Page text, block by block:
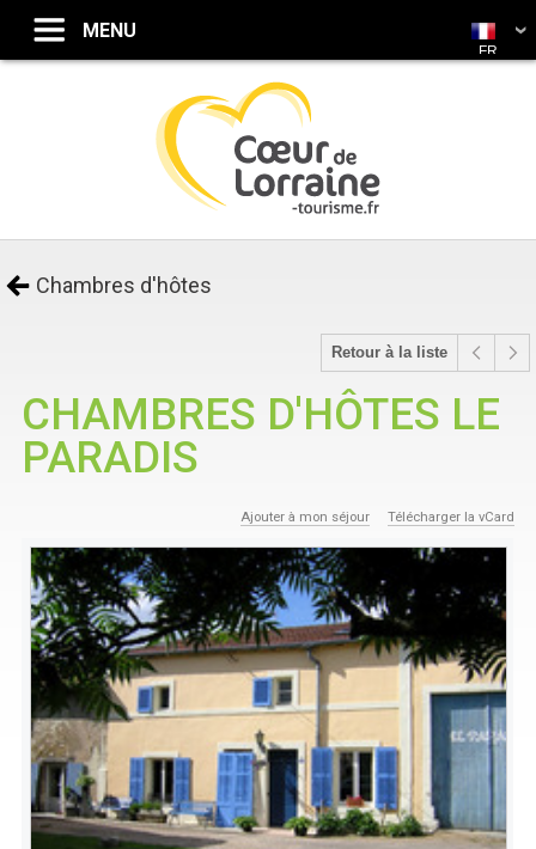
Chambres d'hôtes
Retour à la liste
CHAMBRES D'HÔTES LE
PARADIS
Ajouter à mon séjour Télécharger la vCard
FR